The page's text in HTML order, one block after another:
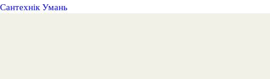
Сантехнік Умань